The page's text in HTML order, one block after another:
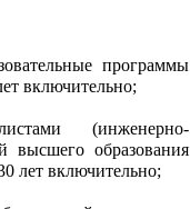
программы
включительно;
(инженерно-
высшего образования
лет включительно;